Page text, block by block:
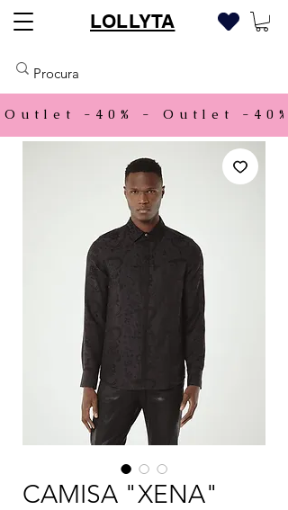
LOLLYTA
Outlet -40% -
CAMISA "XENA"